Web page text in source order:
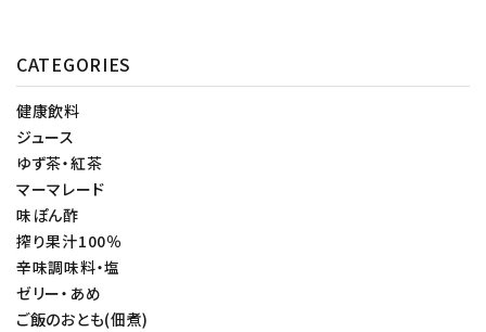
CATEGORIES
健康飲料
ジュース
ゆず茶・紅茶
マーマレード
味ぽん酢
搾り果汁100％
辛味調味料・塩
ゼリー・あめ
ご飯のおとも(佃煮)